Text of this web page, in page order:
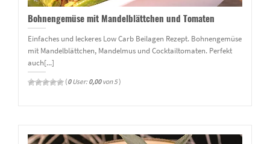
Bohnengemüse mit Mandelblättchen und Tomaten
Einfaches und leckeres Low Carb Beilagen Rezept. Bohnengemüse
mit Mandelblättchen, Mandelmus und Cocktailtomaten. Perfekt
auch[...]
(0User: 0,00von 5)